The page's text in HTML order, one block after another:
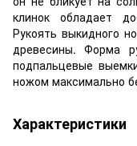
клинок обладает
Рукоять выкидного
древесины. Форма
подпальцевые
ножом максимально
Характеристики